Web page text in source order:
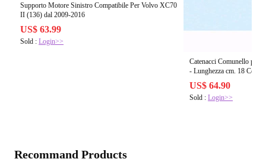
Supporto Motore Sinistro Compatibile Per Volvo XC70
II (136) dal 2009-2016
US$ 63.99
Sold : Login>>
Catenacci Comunello
- Lunghezza cm. 18 Conf.
US$ 64.90
Sold :Login>>
Recommand Products